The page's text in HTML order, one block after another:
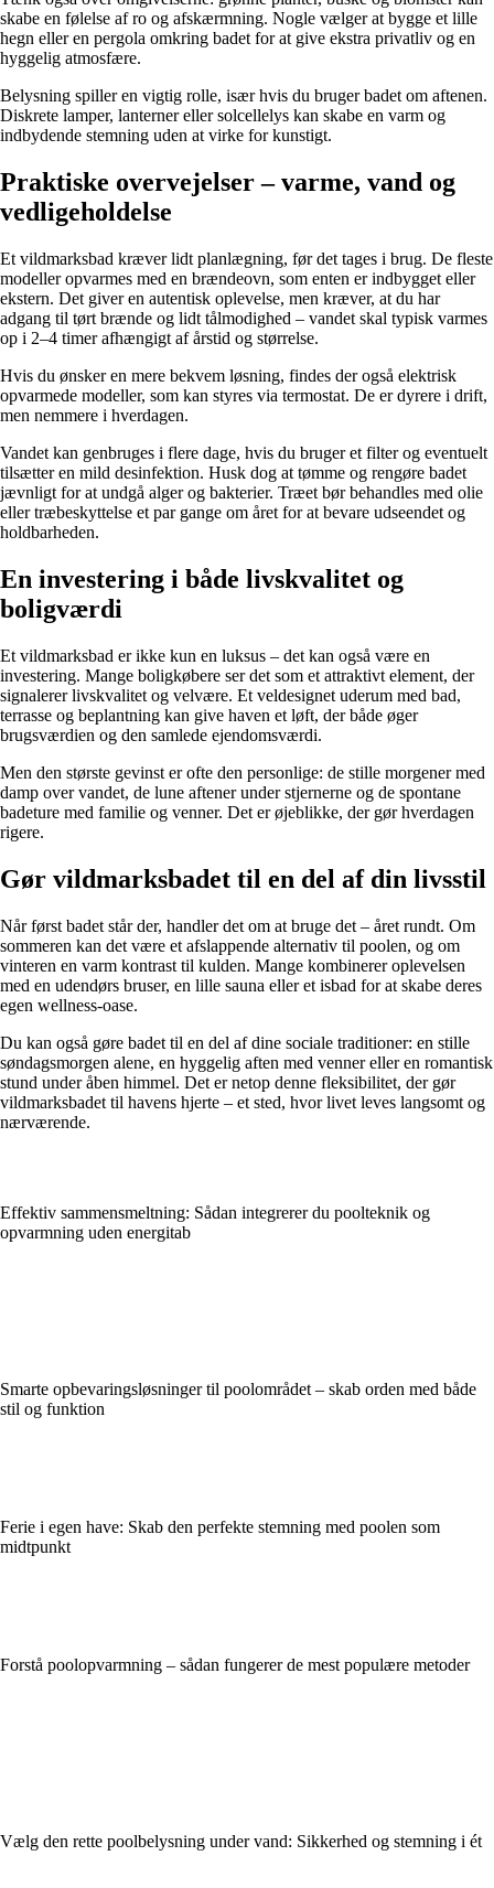
skabe en følelse af ro og afskærmning. Nogle vælger at bygge et lille
hegn eller en pergola omkring badet for at give ekstra privatliv og en
hyggelig atmosfære.
Belysning spiller en vigtig rolle, især hvis du bruger badet om aftenen.
Diskrete lamper, lanterner eller solcellelys kan skabe en varm og
indbydende stemning uden at virke for kunstigt.
Praktiske overvejelser – varme, vand og
vedligeholdelse
Et vildmarksbad kræver lidt planlægning, før det tages i brug. De fleste
modeller opvarmes med en brændeovn, som enten er indbygget eller
ekstern. Det giver en autentisk oplevelse, men kræver, at du har
adgang til tørt brænde og lidt tålmodighed – vandet skal typisk varmes
op i 2–4 timer afhængigt af årstid og størrelse.
Hvis du ønsker en mere bekvem løsning, findes der også elektrisk
opvarmede modeller, som kan styres via termostat. De er dyrere i drift,
men nemmere i hverdagen.
Vandet kan genbruges i flere dage, hvis du bruger et filter og eventuelt
tilsætter en mild desinfektion. Husk dog at tømme og rengøre badet
jævnligt for at undgå alger og bakterier. Træet bør behandles med olie
eller træbeskyttelse et par gange om året for at bevare udseendet og
holdbarheden.
En investering i både livskvalitet og
boligværdi
Et vildmarksbad er ikke kun en luksus – det kan også være en
investering. Mange boligkøbere ser det som et attraktivt element, der
signalerer livskvalitet og velvære. Et veldesignet uderum med bad,
terrasse og beplantning kan give haven et løft, der både øger
brugsværdien og den samlede ejendomsværdi.
Men den største gevinst er ofte den personlige: de stille morgener med
damp over vandet, de lune aftener under stjernerne og de spontane
badeture med familie og venner. Det er øjeblikke, der gør hverdagen
rigere.
Gør vildmarksbadet til en del af din livsstil
Når først badet står der, handler det om at bruge det – året rundt. Om
sommeren kan det være et afslappende alternativ til poolen, og om
vinteren en varm kontrast til kulden. Mange kombinerer oplevelsen
med en udendørs bruser, en lille sauna eller et isbad for at skabe deres
egen wellness-oase.
Du kan også gøre badet til en del af dine sociale traditioner: en stille
søndagsmorgen alene, en hyggelig aften med venner eller en romantisk
stund under åben himmel. Det er netop denne fleksibilitet, der gør
vildmarksbadet til havens hjerte – et sted, hvor livet leves langsomt og
nærværende.
Effektiv sammensmeltning: Sådan integrerer du poolteknik og
opvarmning uden energitab
Smarte opbevaringsløsninger til poolområdet – skab orden med både
stil og funktion
Ferie i egen have: Skab den perfekte stemning med poolen som
midtpunkt
Forstå poolopvarmning – sådan fungerer de mest populære metoder
Vælg den rette poolbelysning under vand: Sikkerhed og stemning i ét